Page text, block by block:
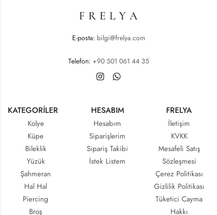
E-posta: bilgi@frelya.com
Telefon: +90 501 061 44 35
KATEGORİLER
Kolye
Küpe
Bileklik
Yüzük
Şahmeran
Hal Hal
Piercing
Broş
HESABIM
Hesabım
Siparişlerim
Sipariş Takibi
İstek Listem
FRELYA
İletişim
KVKK
Mesafeli Satış
Sözleşmesi
Çerez Politikası
Gizlilik Politikası
Tüketici Cayma
Hakkı